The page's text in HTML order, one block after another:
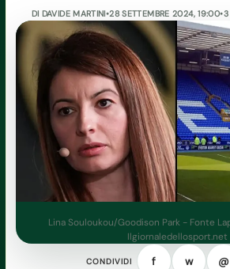
DI DAVIDE MARTINI•28 SETTEMBRE 2024, 19:00•3
Lina Souloukou/Goodison Park - Fonte
Ilgiornaledellosport.net
CONDIVIDI f w @